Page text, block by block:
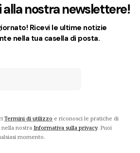
alla nostra newslettere!
Ricevi le ultime notizie
nella tua casella di posta.
Termini di utilizzo e riconosci le pratiche di
nostra Informativa sulla privacy. Puoi
momento.